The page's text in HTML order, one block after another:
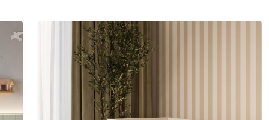
מיטה פנדה לבן טבעי - מעקה עולה יורד- כולל
מעקה מעבר